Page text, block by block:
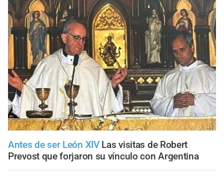
Antes de ser León XIV Las visitas de Robert
Prevost que forjaron su vínculo con Argentina